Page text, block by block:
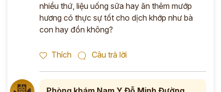
nhiều thứ, liệu uống sữa hay ăn thêm mướp
hương có thực sự tốt cho dịch khớp như bà
con hay đồn không?
Thích Câu trả lời